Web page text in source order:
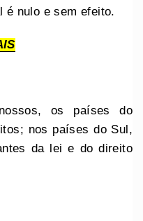
é nulo e sem efeito.
os países do
nos países do Sul,
da lei e do direito